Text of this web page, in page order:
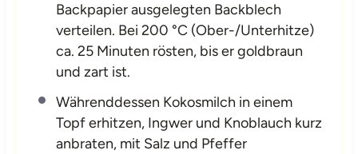
Backpapier ausgelegten Backblech
verteilen. Bei 200 °C (Ober-/Unterhitze)
ca. 25 Minuten rösten, bis er goldbraun
und zart ist.
Währenddessen Kokosmilch in einem
Topf erhitzen, Ingwer und Knoblauch kurz
anbraten, mit Salz und Pfeffer